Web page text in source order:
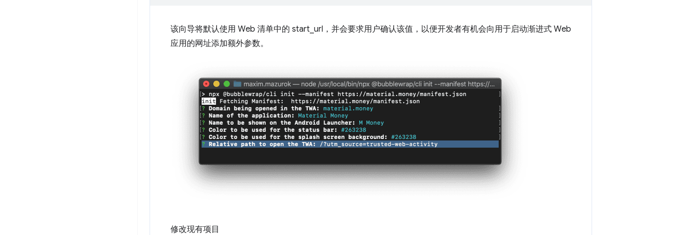
该向导将默认使用 Web 清单中的 start_url，并会要求用户确认该值，以便开发者有机会向用于启动渐进式 Web
应用的网址添加额外参数。
修改现有项目